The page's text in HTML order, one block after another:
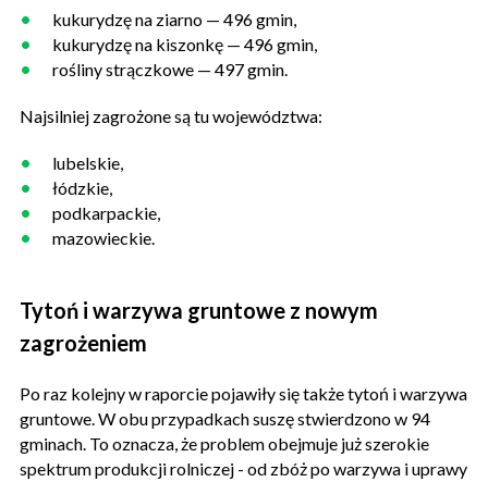
kukurydzę na ziarno — 496 gmin,
kukurydzę na kiszonkę — 496 gmin,
rośliny strączkowe — 497 gmin.
Najsilniej zagrożone są tu województwa:
lubelskie,
łódzkie,
podkarpackie,
mazowieckie.
Tytoń i warzywa gruntowe z nowym
zagrożeniem
Po raz kolejny w raporcie pojawiły się także tytoń i warzywa
gruntowe. W obu przypadkach suszę stwierdzono w 94
gminach. To oznacza, że problem obejmuje już szerokie
spektrum produkcji rolniczej - od zbóż po warzywa i uprawy